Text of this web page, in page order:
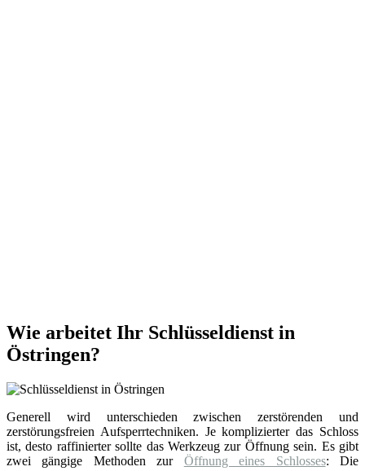
Wie arbeitet Ihr Schlüsseldienst in
Östringen?
Generell wird unterschieden zwischen zerstörenden und
zerstörungsfreien Aufsperrtechniken. Je komplizierter das Schloss
ist, desto raffinierter sollte das Werkzeug zur Öffnung sein. Es gibt
zwei gängige Methoden zur Öffnung eines Schlosses: Die